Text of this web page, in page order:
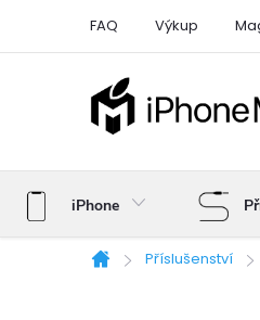
FAQ Výkup
iPhone
Domů
Příslušenství